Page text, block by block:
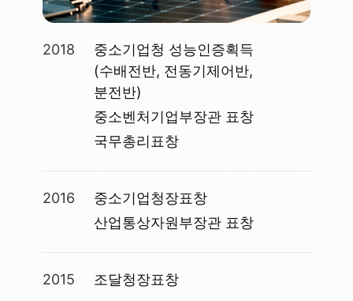
2018
중소기업청 성능인증획득
(수배전반, 전동기제어반,
분전반)
중소벤처기업부장관 표창
국무총리표창
2016
중소기업청장표창
산업통상자원부장관 표창
2015 조달청장표창